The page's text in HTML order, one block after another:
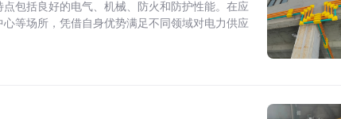
包括良好的电气、机械、防火和防护性能。在应
等场所，凭借自身优势满足不同领域对电力供应